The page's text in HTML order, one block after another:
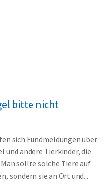
bitte nicht
sich Fundmeldungen über
und andere Tierkinder, die
sollte solche Tiere auf
sondern sie an Ort und...